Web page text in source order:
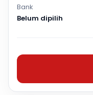
Bank
Belum dipilih